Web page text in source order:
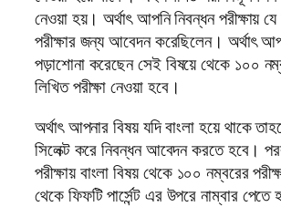
নেওয়া হয়। অর্থাৎ আপনি নিবন্ধন পরীক্ষায়
পরীক্ষার জন্য আবেদন করেছিলেন। অর্থাৎ
পড়াশোনা করেছেন সেই বিষয়ে থেকে ১০০
লিখিত পরীক্ষা নেওয়া হবে।
অর্থাৎ আপনার বিষয় যদি বাংলা হয়ে থাকে
সিলেক্ট করে নিবন্ধন আবেদন করতে হবে।
পরীক্ষায় বাংলা বিষয় থেকে ১০০ নম্বরের
থেকে ফিফটি পার্সেন্ট এর উপরে নাম্বার পেতে